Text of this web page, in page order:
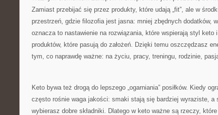
Zamiast przebijać się przez produkty, które udają „fit”, ale w
przestrzeń, gdzie filozofia jest jasna: mniej zbędnych dodatków,
oznacza to nastawienie na rozwiązania, które wspierają styl keto
produktów, które pasują do założeń. Dzięki temu oszczędzasz
tym, co naprawdę ważne: na życiu, pracy, treningu, rodzinie,
Keto bywa też drogą do lepszego „ogarniania” posiłków. Kiedy
często rośnie waga jakości: smaki stają się bardziej wyraziste,
wybierasz dobre składniki. Dlatego w keto ważne są rzeczy,